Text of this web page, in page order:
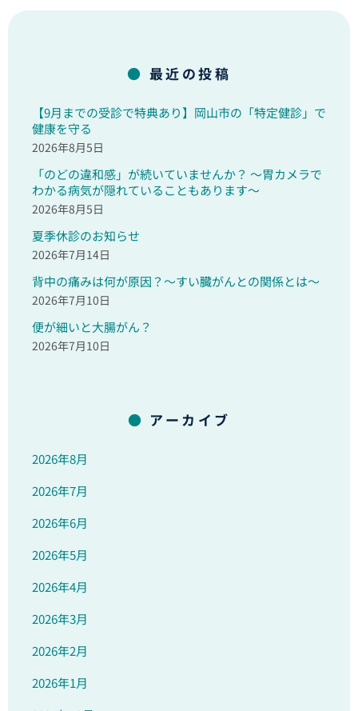
最近の投稿
【9月までの受診で特典あり】岡山市の「特定健診」で
健康を守る
2026年8月5日
「のどの違和感」が続いていませんか？ ～胃カメラで
わかる病気が隠れていることもあります～
2026年8月5日
夏季休診のお知らせ
2026年7月14日
背中の痛みは何が原因？～すい臓がんとの関係とは～
2026年7月10日
便が細いと大腸がん？
2026年7月10日
アーカイブ
2026年8月
2026年7月
2026年6月
2026年5月
2026年4月
2026年3月
2026年2月
2026年1月